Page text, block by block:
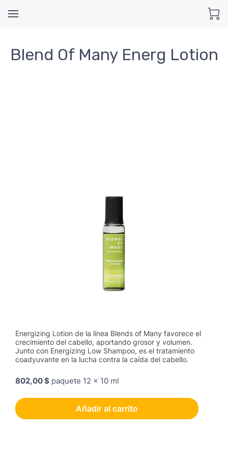
Blend Of Many Energ Lotion
Energizing Lotion de la línea Blends of Many favorece el
crecimiento del cabello, aportando grosor y volumen.
Junto con Energizing Low Shampoo, es el tratamiento
coadyuvante en la lucha contra la caída del cabello.
802,00 $ paquete 12 x 10 ml
Añadir al carrito